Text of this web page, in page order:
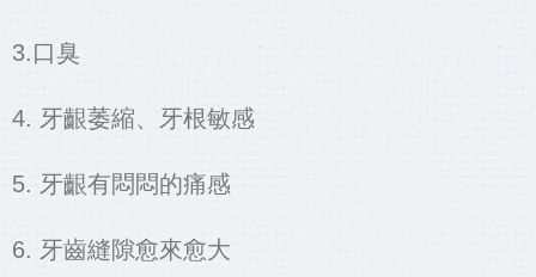
3.口臭
4. 牙齦萎縮、牙根敏感
5. 牙齦有悶悶的痛感
6. 牙齒縫隙愈來愈大